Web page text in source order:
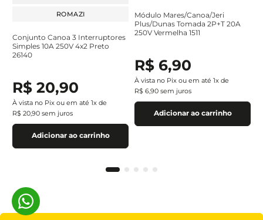
ROMAZI
Conjunto Canoa 3 Interruptores
Simples 10A 250V 4x2 Preto
26140
R$ 20,90
À vista no Pix ou em até 1x de
R$ 20,90 sem juros
Adicionar ao carrinho
Módulo Mares/Canoa/Jeri
Plus/Dunas Tomada 2P+T 20A
250V Vermelha 1511
R$ 6,90
À vista no Pix ou em até 1x de
R$ 6,90 sem juros
Adicionar ao carrinho